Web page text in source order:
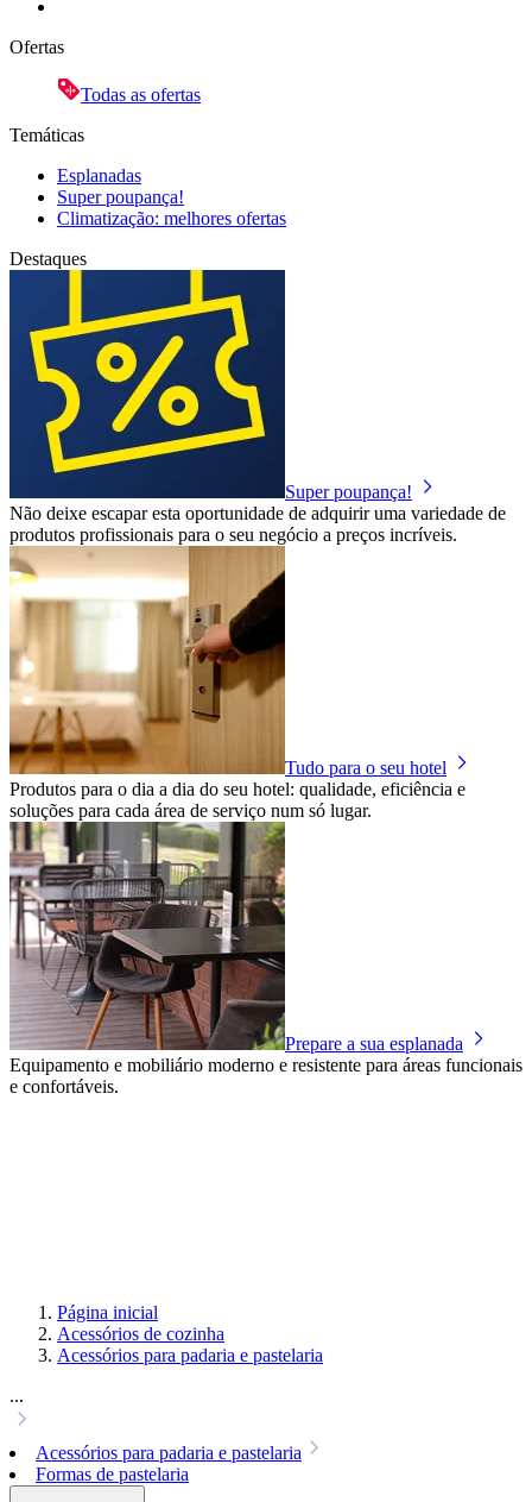
Ofertas
Todas as ofertas
Temáticas
Esplanadas
Super poupança!
Climatização: melhores ofertas
Destaques
Super poupança!
Não deixe escapar esta oportunidade de adquirir uma variedade de
produtos profissionais para o seu negócio a preços incríveis.
Tudo para o seu hotel
Produtos para o dia a dia do seu hotel: qualidade, eficiência e
soluções para cada área de serviço num só lugar.
Prepare a sua esplanada
Equipamento e mobiliário moderno e resistente para áreas funcionais
e confortáveis.
Página inicial
Acessórios de cozinha
Acessórios para padaria e pastelaria
...
Acessórios para padaria e pastelaria
Formas de pastelaria